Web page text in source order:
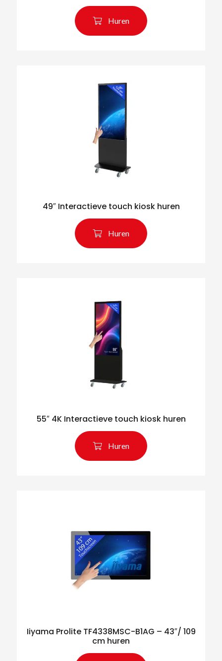
Huren
49″ Interactieve touch kiosk huren
Huren
55″ 4K Interactieve touch kiosk huren
Huren
Iiyama Prolite TF4338MSC-B1AG – 43″/ 109
cm huren